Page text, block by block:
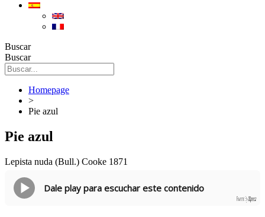
Buscar
Buscar
Homepage
>
Pie azul
Pie azul
Lepista nuda (Bull.) Cooke 1871
Dale play para escuchar este contenido
GSpeech